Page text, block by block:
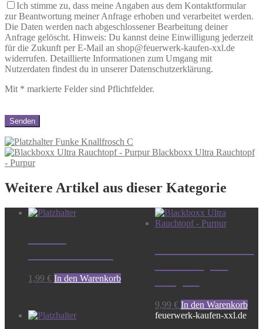
Ich stimme zu, dass meine Angaben aus dem Kontaktformular
zur Beantwortung meiner Anfrage erhoben und verarbeitet werden.
Die Daten werden nach abgeschlossener Bearbeitung deiner
Anfrage gelöscht. Hinweis: Du kannst deine Einwilligung jederzeit
für die Zukunft per E-Mail an shop@feuerwerk-kaufen-xxl.de
widerrufen. Detaillierte Informationen zum Umgang mit
Nutzerdaten findest du in unserer Datenschutzerklärung.
Mit * markierte Felder sind Pflichtfelder.
Funke Knallfrosch C
Blackboxx Ultra Rauchtopf
- Purpur
Weitere Artikel aus dieser Kategorie
1,99 € In den Warenkorb
9,99 € In den Warenkorb
feuerwerk-kaufen-xxl.de